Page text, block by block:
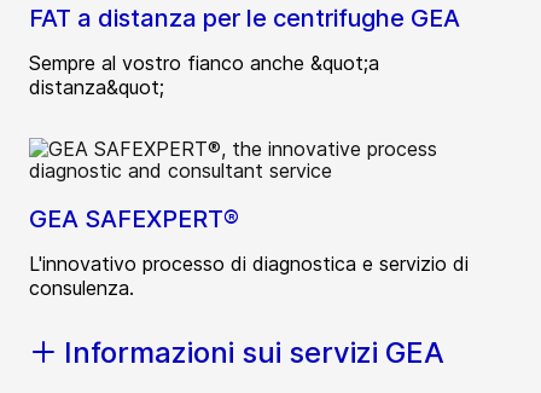
FAT a distanza per le centrifughe GEA
Sempre al vostro fianco anche &quot;a
distanza&quot;
GEA SAFEXPERT®
L'innovativo processo di diagnostica e servizio di
consulenza.
Informazioni sui servizi GEA